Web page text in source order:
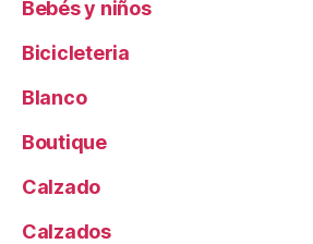
Bebés y niños
Bicicleteria
Blanco
Boutique
Calzado
Calzados